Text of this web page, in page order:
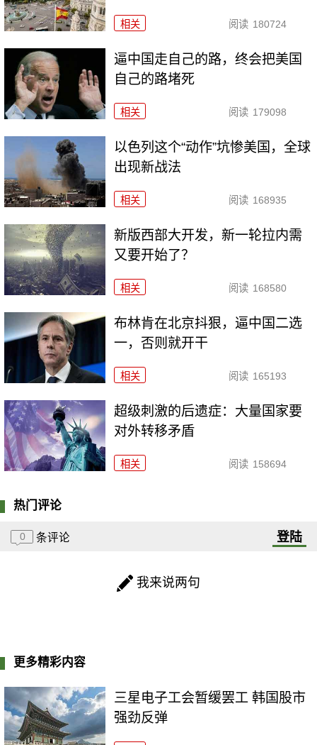
相关 阅读 180724
逼中国走自己的路，终会把美国
自己的路堵死
相关 阅读 179098
以色列这个“动作”坑惨美国，全球
出现新战法
相关 阅读 168935
新版西部大开发，新一轮拉内需
又要开始了？
相关 阅读 168580
布林肯在北京抖狠，逼中国二选
一，否则就开干
相关 阅读 165193
超级刺激的后遗症：大量国家要
对外转移矛盾
相关 阅读 158694
热门评论
0 条评论 登陆
我来说两句
更多精彩内容
三星电子工会暂缓罢工 韩国股市
强劲反弹